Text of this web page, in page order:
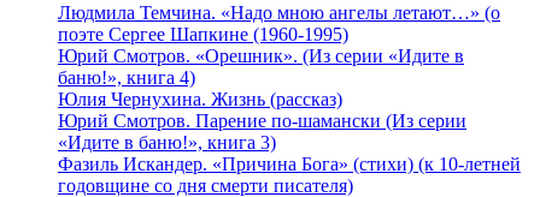
Людмила Темчина. «Надо мною ангелы летают…» (о
поэте Сергее Шапкине (1960-1995)
Юрий Смотров. «Орешник». (Из серии «Идите в
баню!», книга 4)
Юлия Чернухина. Жизнь (рассказ)
Юрий Смотров. Парение по-шамански (Из серии
«Идите в баню!», книга 3)
Фазиль Искандер. «Причина Бога» (стихи) (к 10-летней
годовщине со дня смерти писателя)